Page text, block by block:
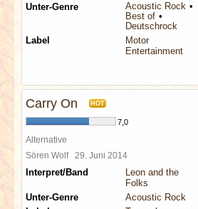
Unter-Genre
Acoustic Rock
Best of
Deutschrock
Label
Motor
Entertainment
Carry On HOT
7,0
Alternative
Sören Wolf 29. Juni 2014
Interpret/Band
Leon and the
Folks
Unter-Genre
Acoustic Rock